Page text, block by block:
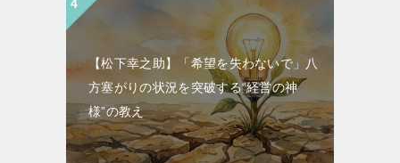
【松下幸之助】「希望を失わないで」八
方塞がりの状況を突破する“経営の神
様”の教え